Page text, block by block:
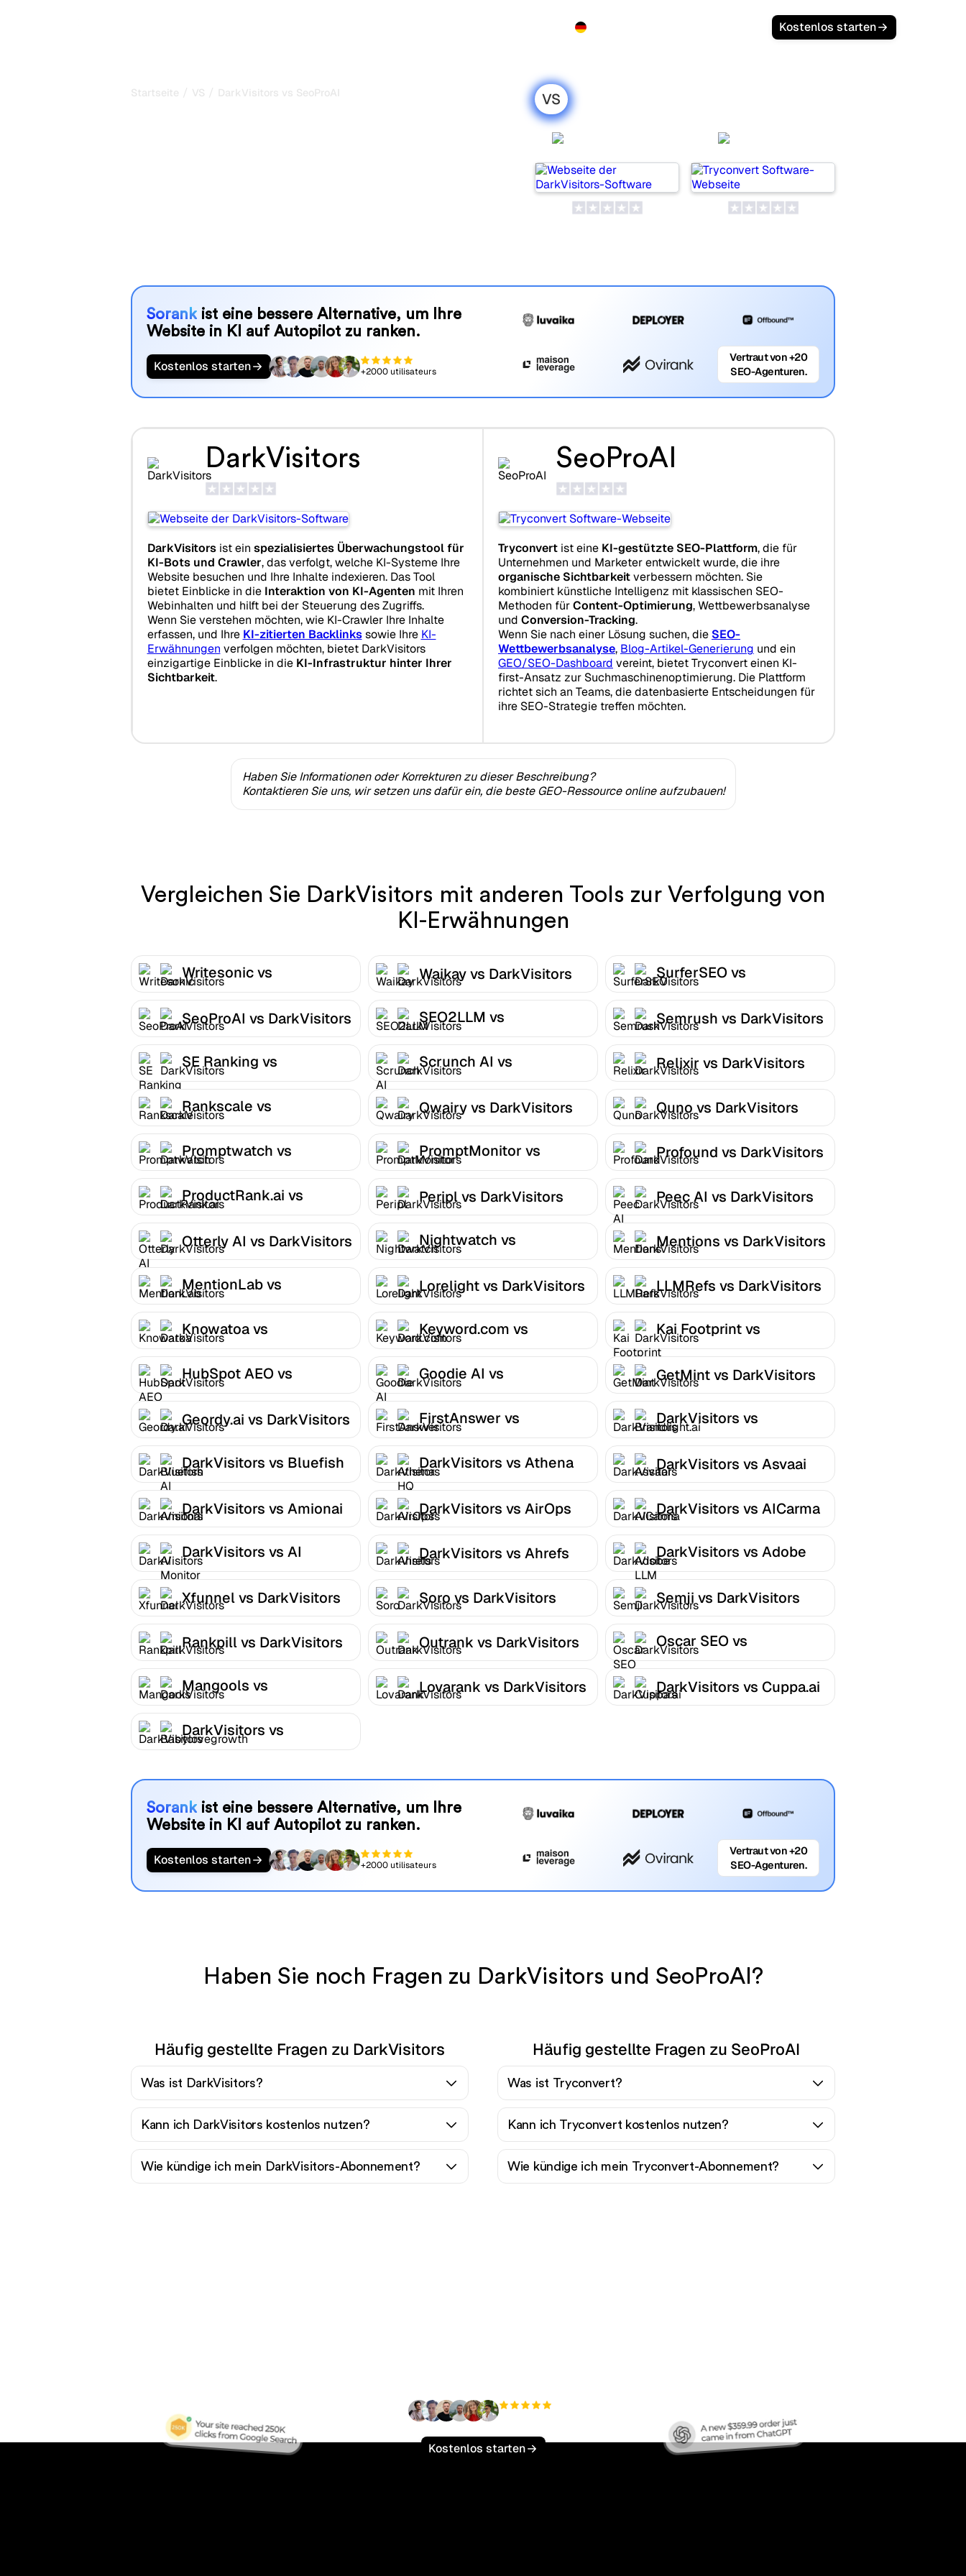
Kostenlos starten
Startseite / VS / DarkVisitors vs SeoProAI VS
Sorankist eine bessere Alternative, um Ihre
Website in KI auf Autopilot zu ranken.
Kostenlos starten +2000 utilisateurs
Vertraut von +20
SEO-Agenturen.
DarkVisitors
DarkVisitorsist ein spezialisiertes Überwachungstool für
KI-Bots und Crawler, das verfolgt, welche KI-Systeme Ihre
Website besuchen und Ihre Inhalte indexieren. Das Tool
bietet Einblicke in die Interaktion von KI-Agenten mit Ihren
Webinhalten und hilft bei der Steuerung des Zugriffs.
Wenn Sie verstehen möchten, wie KI-Crawler Ihre Inhalte
erfassen, und Ihre KI-zitierten Backlinkssowie Ihre KI-
Erwähnungen verfolgen möchten, bietet DarkVisitors
einzigartige Einblicke in die KI-Infrastruktur hinter Ihrer
Sichtbarkeit.
SeoProAI
Tryconvert ist eine KI-gestützte SEO-Plattform, die für
Unternehmen und Marketer entwickelt wurde, die ihre
organische Sichtbarkeitverbessern möchten. Sie
kombiniert künstliche Intelligenz mit klassischen SEO-
Methoden fürContent-Optimierung, Wettbewerbsanalyse
und Conversion-Tracking.
Wenn Sie nach einer Lösung suchen, die SEO-
Wettbewerbsanalyse, Blog-Artikel-Generierung und ein
GEO/SEO-Dashboard vereint, bietet Tryconvert einen KI-
first-Ansatz zur Suchmaschinenoptimierung. Die Plattform
richtet sich an Teams, die datenbasierte Entscheidungen für
ihre SEO-Strategie treffen möchten.
Haben Sie Informationen oder Korrekturen zu dieser Beschreibung?
Kontaktieren Sie uns, wir setzen uns dafür ein, die beste GEO-Ressource online aufzubauen!
Vergleichen Sie DarkVisitors mit anderen Tools zur Verfolgung von
KI-Erwähnungen
Writesonic vs
DarkVisitors
Waikay vs DarkVisitors
SurferSEO vs
DarkVisitors
SeoProAI vs DarkVisitors
SEO2LLM vs
DarkVisitors
Semrush vs DarkVisitors
SE Ranking vs
DarkVisitors
Scrunch AI vs
DarkVisitors
Relixir vs DarkVisitors
Rankscale vs
DarkVisitors
Qwairy vs DarkVisitors Quno vs DarkVisitors
Promptwatch vs
DarkVisitors
PromptMonitor vs
DarkVisitors
Profound vs DarkVisitors
ProductRank.ai vs
DarkVisitors
Peripl vs DarkVisitors Peec AI vs DarkVisitors
Otterly AI vs DarkVisitors
Nightwatch vs
DarkVisitors
Mentions vs DarkVisitors
MentionLab vs
DarkVisitors
Lorelight vs DarkVisitors LLMRefs vs DarkVisitors
Knowatoa vs
DarkVisitors
Keyword.com vs
DarkVisitors
Kai Footprint vs
DarkVisitors
HubSpot AEO vs
DarkVisitors
Goodie AI vs
DarkVisitors
GetMint vs DarkVisitors
Geordy.ai vs DarkVisitors
FirstAnswer vs
DarkVisitors
DarkVisitors vs
Brandlight.ai
DarkVisitors vs Bluefish
AI
DarkVisitors vs Athena
HQ
DarkVisitors vs Asvaai
DarkVisitors vs Amionai DarkVisitors vs AirOps DarkVisitors vs AICarma
DarkVisitors vs AI
Monitor
DarkVisitors vs Ahrefs
DarkVisitors vs Adobe
LLM Optimizer
Xfunnel vs DarkVisitors
Soro vs DarkVisitors Semji vs DarkVisitors
Rankpill vs DarkVisitors Outrank vs DarkVisitors
Oscar SEO vs
DarkVisitors
Mangools vs
DarkVisitors
Lovarank vs DarkVisitors DarkVisitors vs Cuppa.ai
DarkVisitors vs
Babylovegrowth
Sorankist eine bessere Alternative, um Ihre
Website in KI auf Autopilot zu ranken.
Kostenlos starten +2000 utilisateurs
Vertraut von +20
SEO-Agenturen.
Haben Sie noch Fragen zu DarkVisitors und SeoProAI?
Häufig gestellte Fragen zu DarkVisitors
Was ist DarkVisitors?
Kann ich DarkVisitors kostenlos nutzen?
Wie kündige ich mein DarkVisitors-Abonnement?
Häufig gestellte Fragen zu SeoProAI
Was ist Tryconvert?
Kann ich Tryconvert kostenlos nutzen?
Wie kündige ich mein Tryconvert-Abonnement?
Kostenlos starten